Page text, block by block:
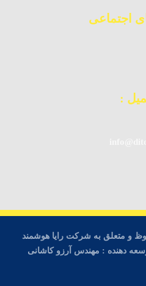
اجتماعی
:
و متعلق به شرکت رایا هوشمند
دهنده : مهندس آرزو کاشانی